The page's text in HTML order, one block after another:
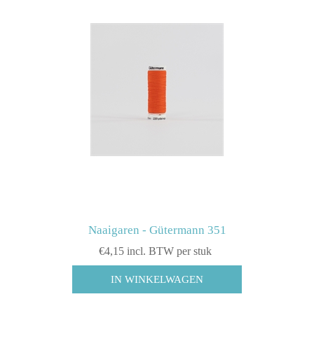
Naaigaren - Gütermann 351
€4,15 incl. BTW per stuk